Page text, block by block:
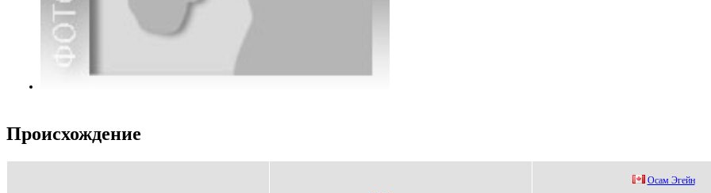
Происхождение
Оcaм Эгейн